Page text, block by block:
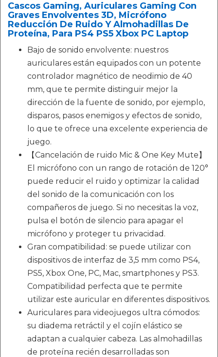
Cascos Gaming, Auriculares Gaming Con
Graves Envolventes 3D, Micrófono
Reducción De Ruido Y Almohadillas De
Proteína, Para PS4 PS5 Xbox PC Laptop
Bajo de sonido envolvente: nuestros
auriculares están equipados con un potente
controlador magnético de neodimio de 40
mm, que te permite distinguir mejor la
dirección de la fuente de sonido, por ejemplo,
disparos, pasos enemigos y efectos de sonido,
lo que te ofrece una excelente experiencia de
juego.
【Cancelación de ruido Mic & One Key Mute】
El micrófono con un rango de rotación de 120°
puede reducir el ruido y optimizar la calidad
del sonido de la comunicación con los
compañeros de juego. Si no necesitas la voz,
pulsa el botón de silencio para apagar el
micrófono y proteger tu privacidad.
Gran compatibilidad: se puede utilizar con
dispositivos de interfaz de 3,5 mm como PS4,
PS5, Xbox One, PC, Mac, smartphones y PS3.
Compatibilidad perfecta que te permite
utilizar este auricular en diferentes dispositivos.
Auriculares para videojuegos ultra cómodos:
su diadema retráctil y el cojín elástico se
adaptan a cualquier cabeza. Las almohadillas
de proteína recién desarrolladas son